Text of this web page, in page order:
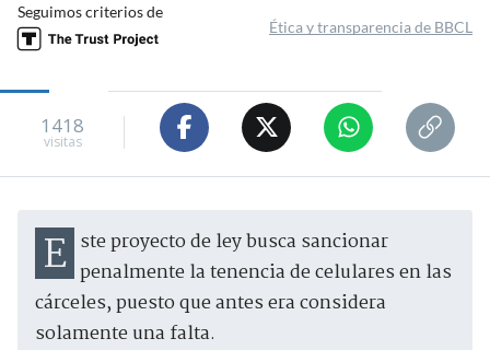
Seguimos criterios de
Ética y transparencia de BBCL
1418
visitas
Este proyecto de ley busca sancionar penalmente la tenencia de celulares en las
cárceles, puesto que antes era considera
solamente una falta.